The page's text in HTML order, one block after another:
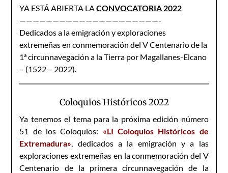
YA ESTÁ ABIERTA LACONVOCATORIA 2022
—————————————————————-
Dedicados a la emigración y exploraciones
extremeñas en conmemoración del V Centenario de la
1ª circunnavegación a la Tierra por Magallanes-Elcano
– (1522 – 2022).
Coloquios Históricos 2022
Ya tenemos el tema para la próxima edición número
51 de los Coloquios: «LI Coloquios Históricos de
Extremadura», dedicados a la emigración y a las
exploraciones extremeñas en la conmemoración del V
Centenario de la primera circunnavegación de la